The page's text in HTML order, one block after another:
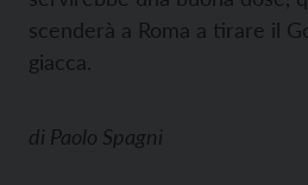
scenderà a Roma a tirare il
giacca.
di Paolo Spagni